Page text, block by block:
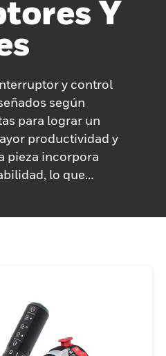
Y
y control
según
para lograr un
productividad y
pieza incorpora
lo que
inmediato. Si bien
e interruptores de
para una amplia